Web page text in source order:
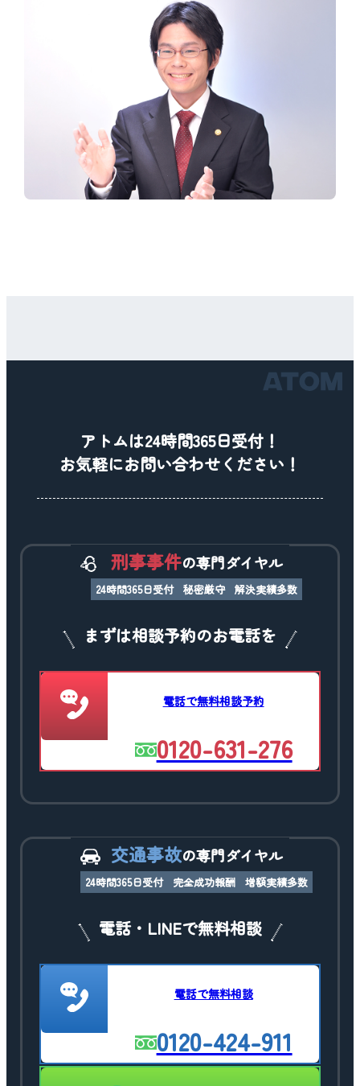
アトムは24時間365日受付！
お気軽にお問い合わせください！
刑事事件の専門ダイヤル
24時間365日受付 秘密厳守 解決実績多数
まずは相談予約のお電話を
電話で無料相談予約
0120-631-276
交通事故の専門ダイヤル
24時間365日受付 完全成功報酬 増額実績多数
電話・LINEで無料相談
電話で無料相談
0120-424-911